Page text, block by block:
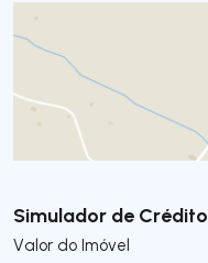
Simulador de Crédito
Valor do Imóvel
Submeter